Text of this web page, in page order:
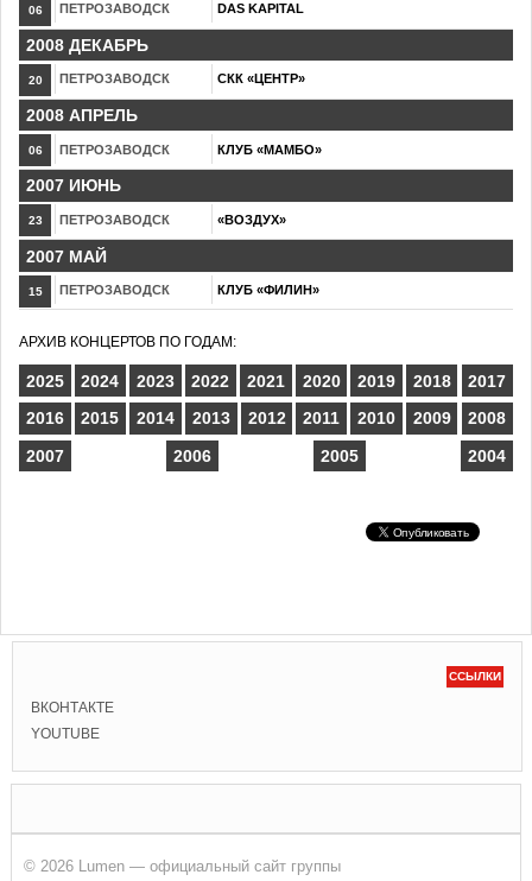
06 ПЕТРОЗАВОДСК DAS KAPITAL
2008 ДЕКАБРЬ
20 ПЕТРОЗАВОДСК СКК «ЦЕНТР»
2008 АПРЕЛЬ
06 ПЕТРОЗАВОДСК КЛУБ «МАМБО»
2007 ИЮНЬ
23 ПЕТРОЗАВОДСК «ВОЗДУХ»
2007 МАЙ
15 ПЕТРОЗАВОДСК КЛУБ «ФИЛИН»
АРХИВ КОНЦЕРТОВ ПО ГОДАМ:
2025 2024 2023 2022 2021 2020 2019 2018
2017
2016
2015 2014 2013 2012 2011 2010 2009
2008
2007
2006 2005 2004
ССЫЛКИ
ВКОНТАКТЕ
YOUTUBE
© 2026 Lumen — официальный сайт группы